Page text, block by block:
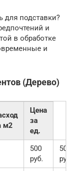
для подставки?
и
в обработке
и
(Дерево)
м2
Цена
за
ед.
500
руб.
500
руб.